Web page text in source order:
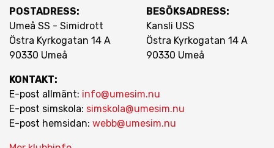
POSTADRESS:
Umeå SS - Simidrott
Östra Kyrkogatan 14 A
90330 Umeå
BESÖKSADRESS:
Kansli USS
Östra Kyrkogatan 14 A
90330 Umeå
KONTAKT:
E-post allmänt: info@umesim.nu
E-post simskola: simskola@umesim.nu
E-post hemsidan: webb@umesim.nu